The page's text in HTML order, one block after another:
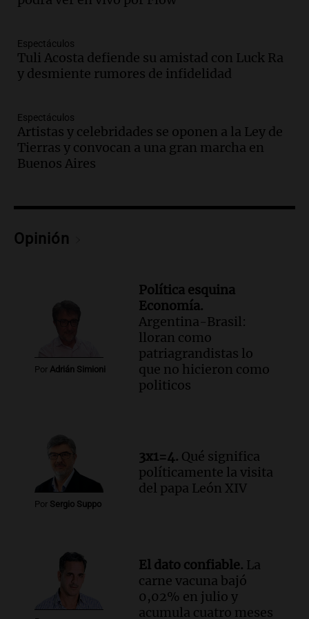
visita de Juan Pablo II a Córdoba
Episodios
Audio.Recuerdos del papa móvil
diseñado por Renault en Córdoba: un
Episodios
Audio.El boom de los drones en el agro:
ya hay casi 4.000 en el campo
argentino
Episodios
anécdota familiar de Jairo sobre la
Audio.Munir Bracco, sobre la visita del
papa León XIV: "Será una bocanada de
aire fresco para todos"
Episodios
Casi 5.000 estudiantes participan
Panorama Federal
Episodios
Audio.Casi 5.000 estudiantes de
Tucumán participarán en la segunda
edición de Enséñame Tucumán 2023
Audio.Valentina Soria Córdoba celebra
el fin de su tratamiento contra un tumor
renal en Tucumán
Panorama Federal
Espectáculos
Tuli Acosta defiende su amistad con Luck Ra
y desmiente rumores de infidelidad
Espectáculos
Artistas y celebridades se oponen a la Ley de
Tierras y convocan a una gran marcha en
Buenos Aires
Opinión
Por Adrián Simioni
Política esquina
Economía.
Argentina-Brasil:
lloran como
patriagrandistas lo
que no hicieron como
politicos
Por Sergio Suppo
3x1=4. Qué significa
políticamente la visita
del papa León XIV
El dato confiable. La
carne vacuna bajó
0,02% en julio y
acumula cuatro meses